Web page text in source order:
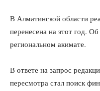
В Алматинской области
перенесена на этот год.
региональном акимате.
В ответе на запрос
пересмотра стал поиск